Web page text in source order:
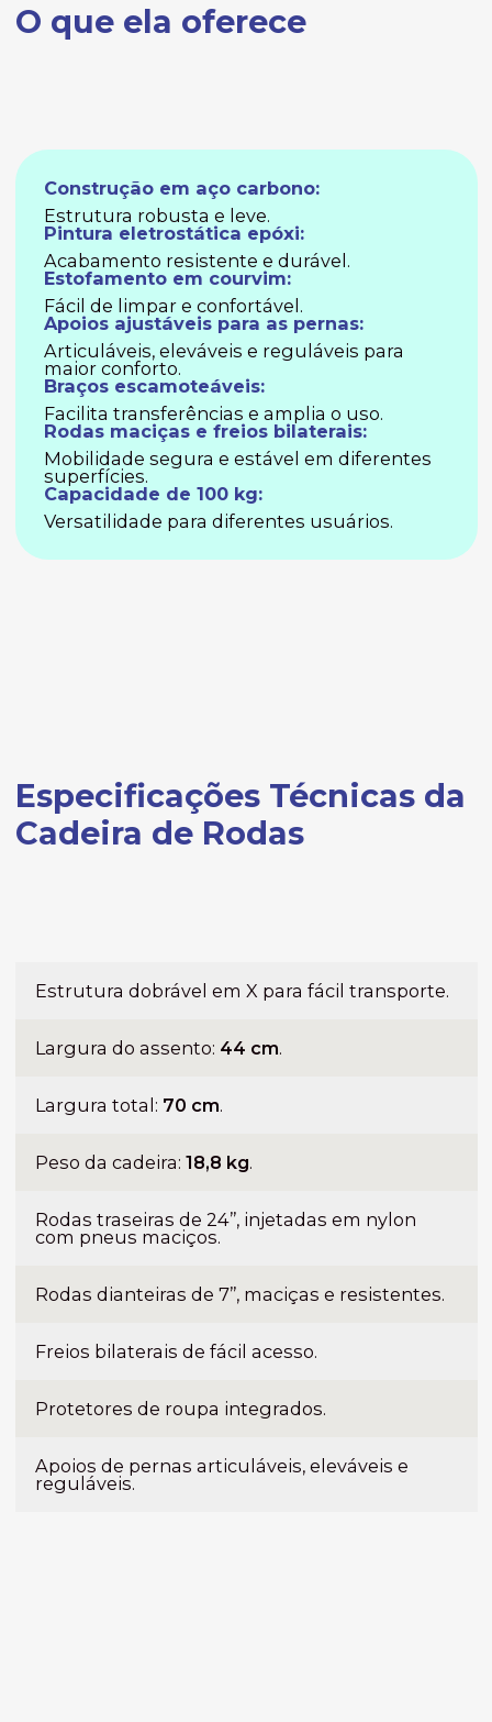
O que ela oferece
Construção em aço carbono:
Estrutura robusta e leve.
Pintura eletrostática epóxi:
Acabamento resistente e durável.
Estofamento em courvim:
Fácil de limpar e confortável.
Apoios ajustáveis para as pernas:
Articuláveis, eleváveis e reguláveis para
maior conforto.
Braços escamoteáveis:
Facilita transferências e amplia o uso.
Rodas maciças e freios bilaterais:
Mobilidade segura e estável em diferentes
superfícies.
Capacidade de 100 kg:
Versatilidade para diferentes usuários.
Especificações Técnicas da
Cadeira de Rodas
Estrutura dobrável em X para fácil transporte.
Largura do assento: 44 cm.
Largura total: 70 cm.
Peso da cadeira: 18,8 kg.
Rodas traseiras de 24’’, injetadas em nylon
com pneus maciços.
Rodas dianteiras de 7’’, maciças e resistentes.
Freios bilaterais de fácil acesso.
Protetores de roupa integrados.
Apoios de pernas articuláveis, eleváveis e
reguláveis.